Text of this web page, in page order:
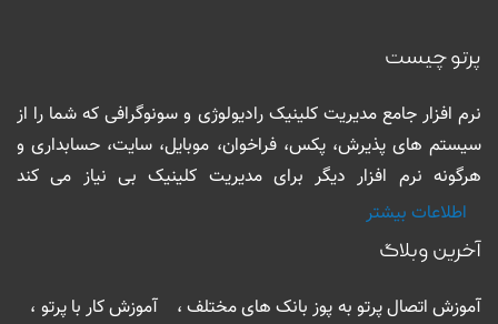
پرتو چیست
نرم افزار جامع مدیریت کلینیک رادیولوژی و سونوگرافی که شما را از
سیستم های پذیرش، پکس، فراخوان، موبایل، سایت، حسابداری و
هرگونه نرم افزار دیگر برای مدیریت کلینیک بی نیاز می کند
اطلاعات بیشتر
آخرین وبلاگ
آموزش اتصال پرتو به پوز بانک های مختلف ، آموزش کار با پرتو ،